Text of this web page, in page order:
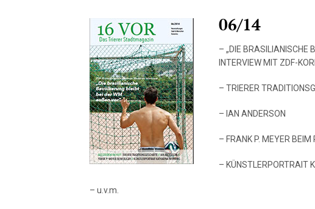
06/14
– „DIE BRASILIANISCHE
INTERVIEW MIT ZDF-
– TRIERER
– IAN ANDERSON
– FRANK P. MEYER BEIM
– KÜNSTLERPORTRAIT
– u.v.m.